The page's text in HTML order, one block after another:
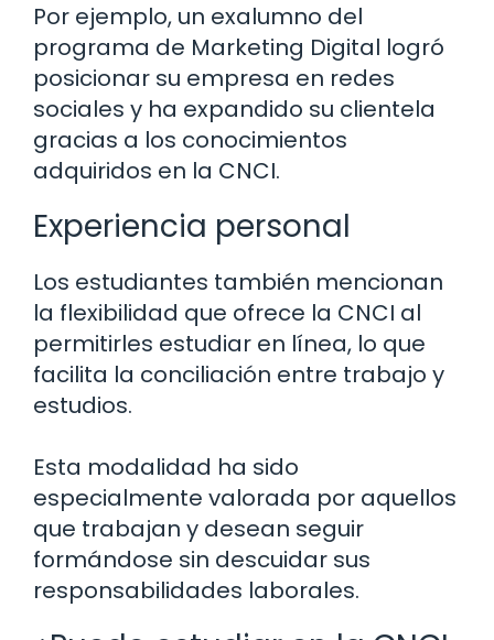
Por ejemplo, un exalumno del
programa de Marketing Digital logró
posicionar su empresa en redes
sociales y ha expandido su clientela
gracias a los conocimientos
adquiridos en la CNCI.
Experiencia personal
Los estudiantes también mencionan
la flexibilidad que ofrece la CNCI al
permitirles estudiar en línea, lo que
facilita la conciliación entre trabajo y
estudios.
Esta modalidad ha sido
especialmente valorada por aquellos
que trabajan y desean seguir
formándose sin descuidar sus
responsabilidades laborales.